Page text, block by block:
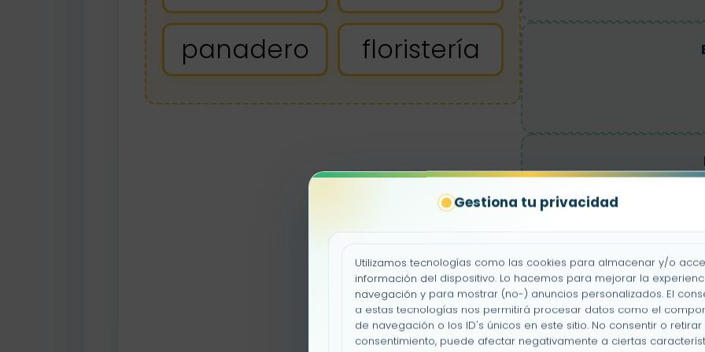
Gestiona tu privacidad
Utilizamos tecnologías como las cookies para almacenar y/o
información del dispositivo. Lo hacemos para mejorar la
navegación y para mostrar (no-) anuncios personalizados. El
a estas tecnologías nos permitirá procesar datos como el
de navegación o los ID's únicos en este sitio. No consentir o retirar
consentimiento, puede afectar negativamente a ciertas
panadero
floristería